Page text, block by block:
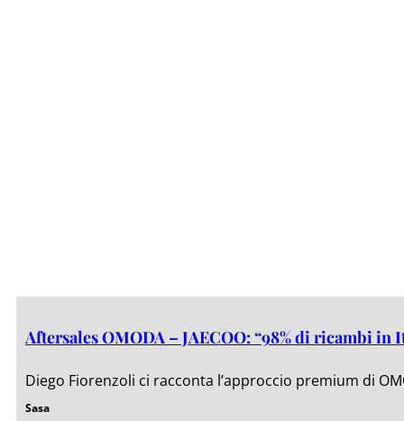
Aftersales OMODA – JAECOO: “98% di ricambi
Diego Fiorenzoli ci racconta l’approccio premium di
Sasa